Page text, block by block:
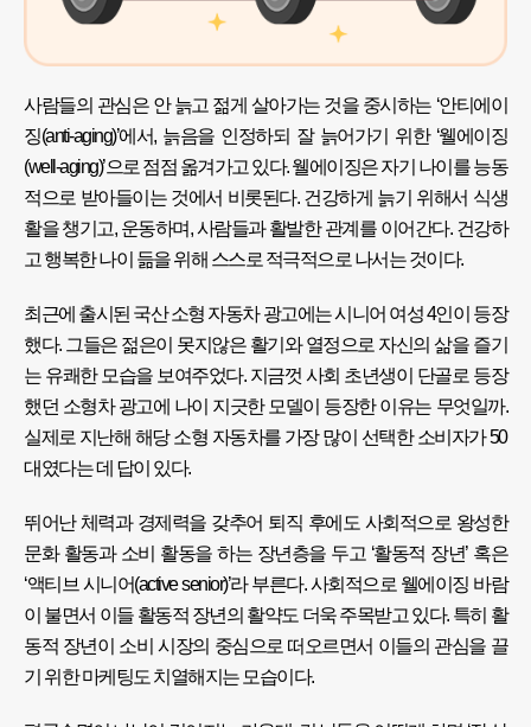
사람들의 관심은 안 늙고 젊게 살아가는 것을 중시하는 ‘안티에이
징(anti-aging)’에서, 늙음을 인정하되 잘 늙어가기 위한 ‘웰에이징
(well-aging)’으로 점점 옮겨가고 있다. 웰에이징은 자기 나이를 능동
적으로 받아들이는 것에서 비롯된다. 건강하게 늙기 위해서 식생
활을 챙기고, 운동하며, 사람들과 활발한 관계를 이어간다. 건강하
고 행복한 나이 듦을 위해 스스로 적극적으로 나서는 것이다.
최근에 출시된 국산 소형 자동차 광고에는 시니어 여성 4인이 등장
했다. 그들은 젊은이 못지않은 활기와 열정으로 자신의 삶을 즐기
는 유쾌한 모습을 보여주었다. 지금껏 사회 초년생이 단골로 등장
했던 소형차 광고에 나이 지긋한 모델이 등장한 이유는 무엇일까.
실제로 지난해 해당 소형 자동차를 가장 많이 선택한 소비자가 50
대였다는 데 답이 있다.
뛰어난 체력과 경제력을 갖추어 퇴직 후에도 사회적으로 왕성한
문화 활동과 소비 활동을 하는 장년층을 두고 ‘활동적 장년’ 혹은
‘액티브 시니어(active senior)’라 부른다. 사회적으로 웰에이징 바람
이 불면서 이들 활동적 장년의 활약도 더욱 주목받고 있다. 특히 활
동적 장년이 소비 시장의 중심으로 떠오르면서 이들의 관심을 끌
기 위한 마케팅도 치열해지는 모습이다.